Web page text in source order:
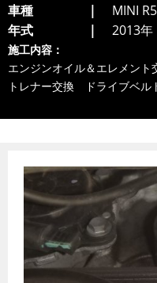
車種
MINI
年式
2013年
施工内容：
エンジンオイル＆エレメン
トレナー交換 ドライブベル